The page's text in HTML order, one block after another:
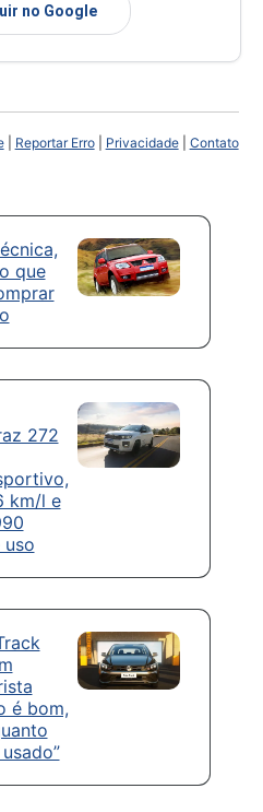
no Google
| Reportar Erro| Privacidade| Contato
que
272
km/l e
é bom,